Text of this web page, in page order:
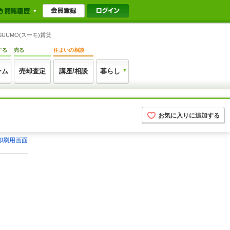
スーモ)賃貸
る
ム
売る
売却査定
住まいの相談
講座/相談 暮らし
お気に入りに追加する
刷用画面